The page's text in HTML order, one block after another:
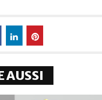
AUSSI